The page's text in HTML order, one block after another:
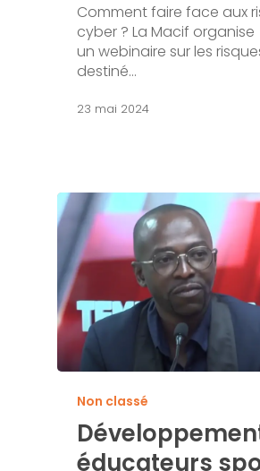
Comment faire face aux
cyber ? La Macif organise
un webinaire sur les
destiné…
23 mai 2024
Non classé
éducateurs